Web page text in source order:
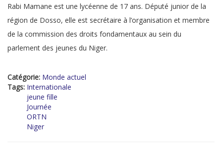
Rabi Mamane est une lycéenne de 17 ans. Député junior de la
région de Dosso, elle est secrétaire à l’organisation et membre
de la commission des droits fondamentaux au sein du
parlement des jeunes du Niger.
Catégorie: Monde actuel
Tags: Internationale
jeune fille
Journée
ORTN
Niger